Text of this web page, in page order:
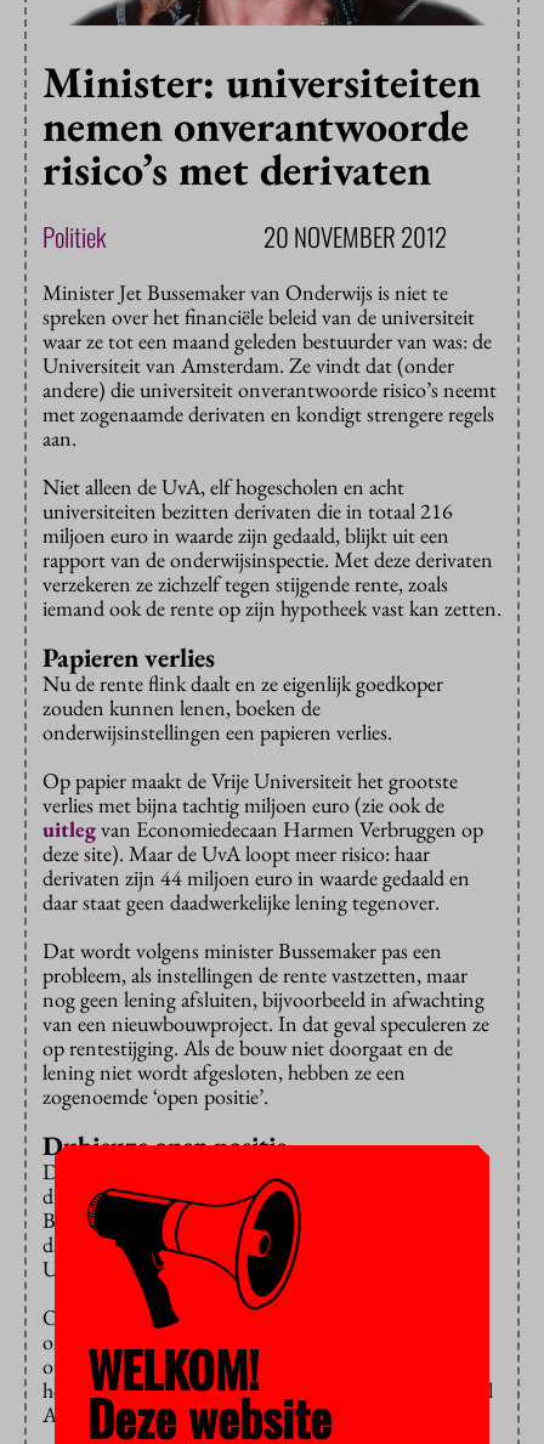
Minister: universiteiten
nemen onverantwoorde
risico’s met derivaten
Politiek 20 NOVEMBER 2012
Minister Jet Bussemaker van Onderwijs is niet te
spreken over het financiële beleid van de universiteit
waar ze tot een maand geleden bestuurder van was: de
Universiteit van Amsterdam. Ze vindt dat (onder
andere) die universiteit onverantwoorde risico’s neemt
met zogenaamde derivaten en kondigt strengere regels
aan.
Niet alleen de UvA, elf hogescholen en acht
universiteiten bezitten derivaten die in totaal 216
miljoen euro in waarde zijn gedaald, blijkt uit een
rapport van de onderwijsinspectie. Met deze derivaten
verzekeren ze zichzelf tegen stijgende rente, zoals
iemand ook de rente op zijn hypotheek vast kan zetten.
Papieren verlies
Nu de rente flink daalt en ze eigenlijk goedkoper
zouden kunnen lenen, boeken de
onderwijsinstellingen een papieren verlies.
Op papier maakt de Vrije Universiteit het grootste
verlies met bijna tachtig miljoen euro (zie ook de
uitlegvan Economiedecaan Harmen Verbruggen op
deze site). Maar de UvA loopt meer risico: haar
derivaten zijn 44 miljoen euro in waarde gedaald en
daar staat geen daadwerkelijke lening tegenover.
Dat wordt volgens minister Bussemaker pas een
probleem, als instellingen de rente vastzetten, maar
nog geen lening afsluiten, bijvoorbeeld in afwachting
van een nieuwbouwproject. In dat geval speculeren ze
op rentestijging. Als de bouw niet doorgaat en de
lening niet wordt afgesloten, hebben ze een
zogenoemde ‘open positie’.
Dubieuze open positie
Drie universiteiten hebben volgens de inspectie zo’n
dubieuze open positie ingenomen,
Bussemaker aan de Tweede Kamer: naast de UvA zijn
dat ook de Universiteit Leiden en de Wageningen
Universiteit.
Ook kan het gevaarlijk worden wanneer de bank een
onderpand mag eisen zodra het verlies te hoog
oploopt. Dat heet een ‘margin call
hebben de Hogeschool Leeuwarden, kunsthogeschool
Artez en de TU Eindhoven.
WELKOM!
Deze website